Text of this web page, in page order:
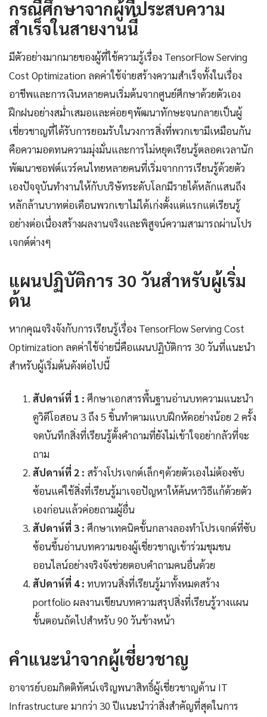
กรณีศึกษาจากผู้ที่ประสบความ
สำเร็จในสายงานนี้
มีตัวอย่างมากมายของผู้ที่ใช้ความรู้เรื่อง TensorFlow Serving
Cost Optimization ลดค่าใช้จ่ายสร้างความสำเร็จทั้งในเรื่อง
อาชีพและการเงินหลายคนเริ่มต้นจากศูนย์ศึกษาด้วยตัวเอง
ฝึกฝนอย่างสม่ำเสมอและค่อยๆพัฒนาทักษะจนกลายเป็นผู้
เชี่ยวชาญที่ได้รับการยอมรับในวงการสิ่งที่พวกเขามีเหมือนกัน
คือความอดทนความมุ่งมั่นและการไม่หยุดเรียนรู้ตลอดเวลานัก
พัฒนาซอฟต์แวร์คนไทยหลายคนที่เริ่มจากการเรียนรู้ด้วยตัว
เองปัจจุบันทำงานให้กับบริษัทระดับโลกมีรายได้หลักแสนถึง
หลักล้านบาทต่อเดือนพวกเขาไม่ได้เก่งตั้งแต่แรกแต่เรียนรู้
อย่างต่อเนื่องสร้างผลงานจริงและพิสูจน์ความสามารถผ่านโปร
เจกต์ต่างๆ
แผนปฏิบัติการ 30 วันสำหรับผู้เริ่ม
ต้น
หากคุณจริงจังกับการเรียนรู้เรื่อง TensorFlow Serving Cost
Optimization ลดค่าใช้จ่ายนี่คือแผนปฏิบัติการ 30 วันที่แนะนำ
สำหรับผู้เริ่มต้นดังต่อไปนี้
สัปดาห์ที่ 1 : ศึกษาเอกสารพื้นฐานอ่านบทความแนะนำ
ดูวิดีโอสอน 3 ถึง 5 ชิ้นทำตามแบบฝึกหัดอย่างน้อย 2 ครั้ง
จดบันทึกสิ่งที่เรียนรู้ตั้งคำถามที่ยังไม่เข้าใจอย่ากลัวที่จะ
ถาม
สัปดาห์ที่ 2 : สร้างโปรเจกต์เล็กๆด้วยตัวเองไม่ต้องซับ
ซ้อนแค่ใช้สิ่งที่เรียนรู้มาเจอปัญหาให้ค้นหาวิธีแก้ด้วยตัว
เองก่อนแล้วค่อยถามผู้อื่น
สัปดาห์ที่ 3 : ศึกษาเทคนิคขั้นกลางลองทำโปรเจกต์ที่ซับ
ซ้อนขึ้นอ่านบทความของผู้เชี่ยวชาญเข้าร่วมชุมชน
ออนไลน์อย่างจริงจังช่วยตอบคำถามคนอื่นด้วย
สัปดาห์ที่ 4 : ทบทวนสิ่งที่เรียนรู้มาทั้งหมดสร้าง
portfolio ผลงานเขียนบทความสรุปสิ่งที่เรียนรู้วางแผน
ขั้นตอนถัดไปสำหรับ 90 วันข้างหน้า
คำแนะนำจากผู้เชี่ยวชาญ
อาจารย์บอมกิตติทัศน์เจริญพนาสิทธิ์ผู้เชี่ยวชาญด้าน IT
Infrastructure มากว่า 30 ปีแนะนำว่าสิ่งสำคัญที่สุดในการ